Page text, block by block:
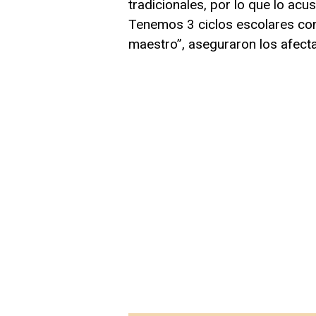
tradicionales, por lo que lo
Tenemos 3 ciclos escolares
maestro”, aseguraron los